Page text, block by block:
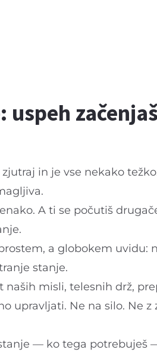
uspeh
in je vse nekako
A ti se počutiš
a globokem uvidu:
stanje.
naših misli, telesnih drž,
upravljati. Ne na silo. Ne
— ko tega potrebuješ